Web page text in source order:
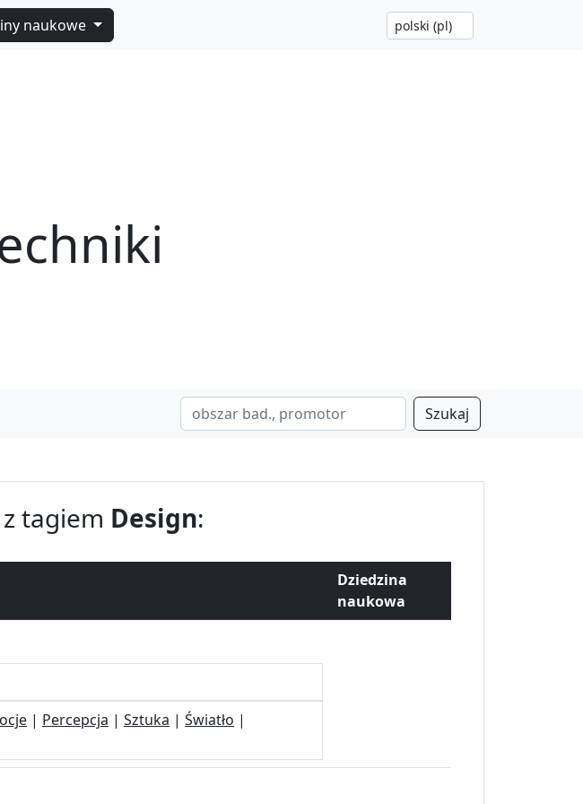
naukowe
Szukaj
tagiem Design:
Dziedzina
naukowa
| Percepcja | Sztuka | Światło |